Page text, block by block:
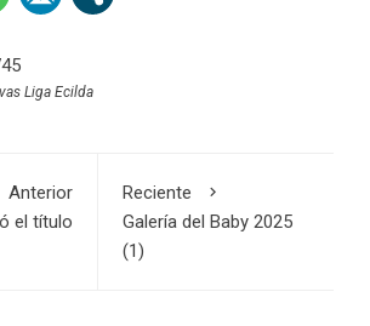
Liga Ecilda
Anterior
el título
Reciente
Galería del Baby 2025
(1)